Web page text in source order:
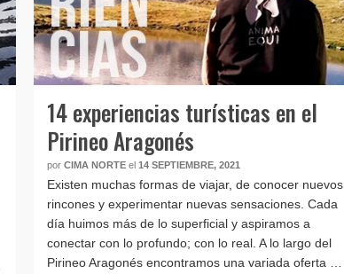
14 experiencias turísticas en el
Pirineo Aragonés
por CIMA NORTE el 14 SEPTIEMBRE, 2021
Existen muchas formas de viajar, de conocer nuevos
rincones y experimentar nuevas sensaciones. Cada
día huimos más de lo superficial y aspiramos a
conectar con lo profundo; con lo real. A lo largo del
Pirineo Aragonés encontramos una variada oferta …